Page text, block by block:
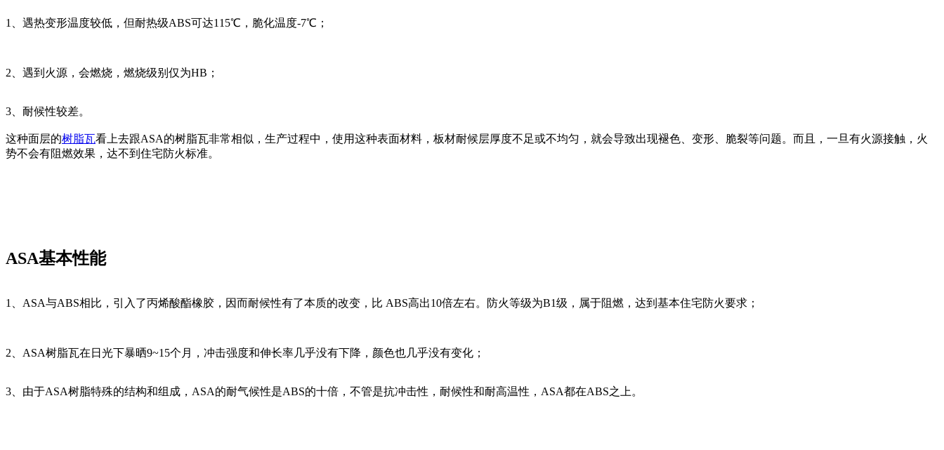
1、遇热变形温度较低，但耐热级ABS可达115℃，脆化温度-7℃；
2、遇到火源，会燃烧，燃烧级别仅为HB；
3、耐候性较差。
这种面层的树脂瓦看上去跟ASA的树脂瓦非常相似，生产过程中，使用这种表面材料，板材耐候层厚度不足或不均匀，就会导致出现褪色、变形、脆裂等问题。而且，一旦有火源接触，火
势不会有阻燃效果，达不到住宅防火标准。
ASA基本性能
1、ASA与ABS相比，引入了丙烯酸酯橡胶，因而耐候性有了本质的改变，比 ABS高出10倍左右。防火等级为B1级，属于阻燃，达到基本住宅防火要求；
2、ASA树脂瓦在日光下暴晒9~15个月，冲击强度和伸长率几乎没有下降，颜色也几乎没有变化；
3、由于ASA树脂特殊的结构和组成，ASA的耐气候性是ABS的十倍，不管是抗冲击性，耐候性和耐高温性，ASA都在ABS之上。